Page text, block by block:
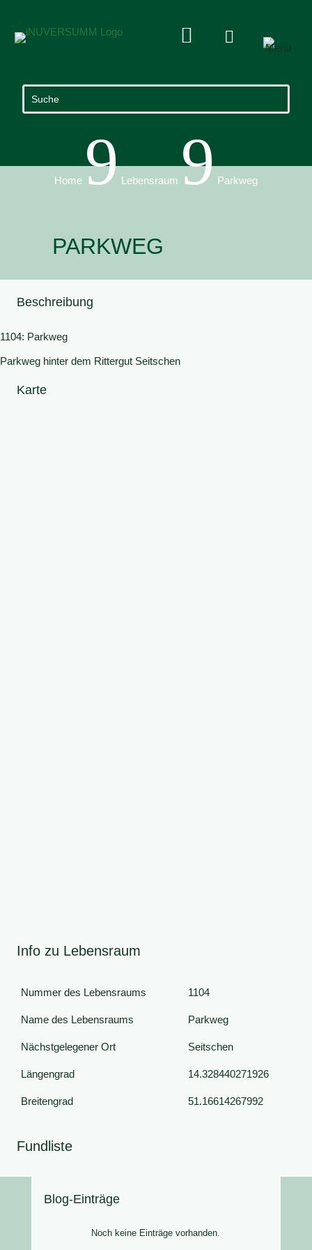
 
Home 9 Lebensraum 9 Parkweg
PARKWEG
Beschreibung
1104: Parkweg
Parkweg hinter dem Rittergut Seitschen
Karte
Info zu Lebensraum
Nummer des Lebensraums 1104
Name des Lebensraums Parkweg
Nächstgelegener Ort Seitschen
Längengrad 14.328440271926
Breitengrad 51.16614267992
Fundliste
Blog-Einträge
Noch keine Einträge vorhanden.